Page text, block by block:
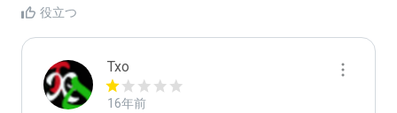
役立つ
Txo
16年前